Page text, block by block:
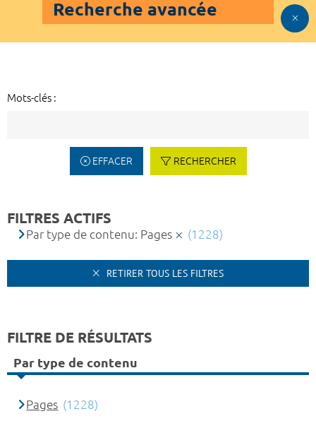
Recherche avancée
Mots-clés :
EFFACER RECHERCHER
FILTRES ACTIFS
Par type de contenu: Pages (1228)
RETIRER TOUS LES FILTRES
FILTRE DE RÉSULTATS
Par type de contenu
Pages (1228)